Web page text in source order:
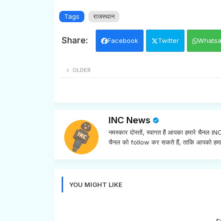
Tags राजस्थान
Facebook Twitter
OLDER
INC News
नमस्कार दोस्तों, स्वागत हैं आपका हमारे चैनल
चैनल को follow कर सकते हैं, ताकि आपको
YOU MIGHT LIKE